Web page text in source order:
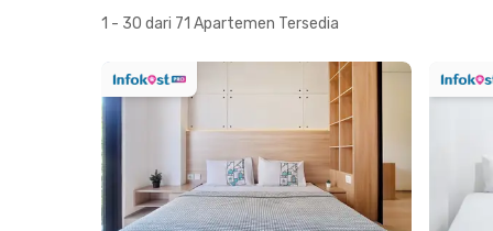
1 - 30 dari 71 Apartemen Tersedia